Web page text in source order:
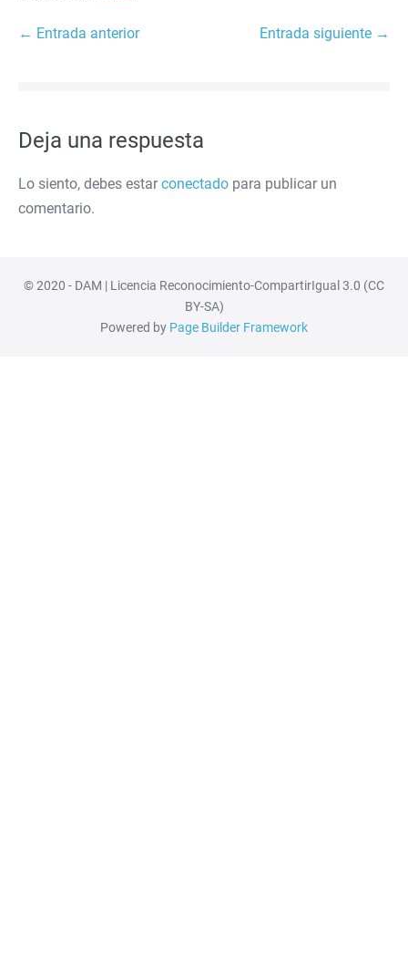
Navegación
← Entrada anterior Entrada siguiente →
Deja una respuesta
Lo siento, debes estarconectado para publicar un
comentario.
© 2020 - DAM | Licencia Reconocimiento-CompartirIgual 3.0 (CC
BY-SA)
Powered by Page Builder Framework